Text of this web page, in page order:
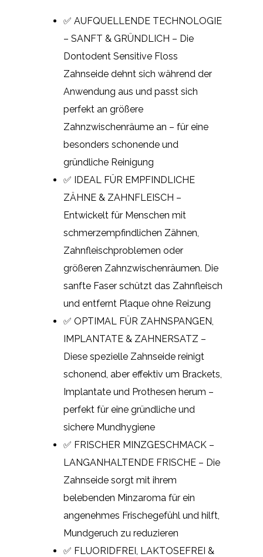
✅ AUFQUELLENDE TECHNOLOGIE
– SANFT & GRÜNDLICH – Die
Dontodent Sensitive Floss
Zahnseide dehnt sich während der
Anwendung aus und passt sich
perfekt an größere
Zahnzwischenräume an – für eine
besonders schonende und
gründliche Reinigung
✅ IDEAL FÜR EMPFINDLICHE
ZÄHNE & ZAHNFLEISCH –
Entwickelt für Menschen mit
schmerzempfindlichen Zähnen,
Zahnfleischproblemen oder
größeren Zahnzwischenräumen. Die
sanfte Faser schützt das Zahnfleisch
und entfernt Plaque ohne Reizung
✅ OPTIMAL FÜR ZAHNSPANGEN,
IMPLANTATE & ZAHNERSATZ –
Diese spezielle Zahnseide reinigt
schonend, aber effektiv um Brackets,
Implantate und Prothesen herum –
perfekt für eine gründliche und
sichere Mundhygiene
✅ FRISCHER MINZGESCHMACK –
LANGANHALTENDE FRISCHE – Die
Zahnseide sorgt mit ihrem
belebenden Minzaroma für ein
angenehmes Frischegefühl und hilft,
Mundgeruch zu reduzieren
✅ FLUORIDFREI, LAKTOSEFREI &